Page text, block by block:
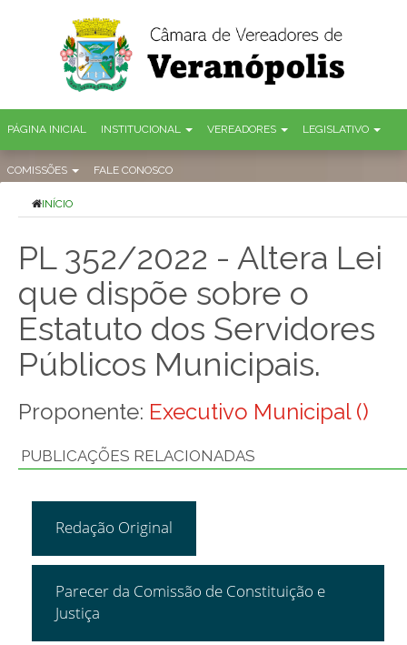
PÁGINA INICIAL INSTITUCIONAL VEREADORES LEGISLATIVO
COMISSÕES FALE CONOSCO
INÍCIO
PL 352/2022 - Altera Lei
que dispõe sobre o
Estatuto dos Servidores
Públicos Municipais.
Proponente: Executivo Municipal ()
PUBLICAÇÕES RELACIONADAS
Redação Original
Parecer da Comissão de Constituição e
Justiça